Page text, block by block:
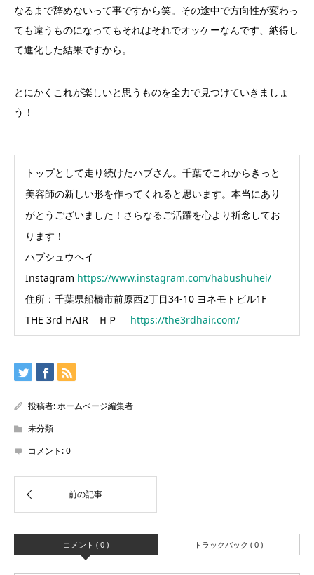
なるまで辞めないって事ですから笑。その途中で方向性が変わっ
ても違うものになってもそれはそれでオッケーなんです、納得し
て進化した結果ですから。
とにかくこれが楽しいと思うものを全力で見つけていきましょ
う！
トップとして走り続けたハブさん。千葉でこれからきっと
美容師の新しい形を作ってくれると思います。本当にあり
がとうございました！さらなるご活躍を心より祈念してお
ります！
ハブシュウヘイ
Instagram https://www.instagram.com/habushuhei/
住所：千葉県船橋市前原西2丁目34-10 ヨネモトビル1F
THE 3rd HAIR ＨＰ https://the3rdhair.com/
投稿者:ホームページ編集者
未分類
コメント:0
コメント ( 0 ) トラックバック ( 0 )